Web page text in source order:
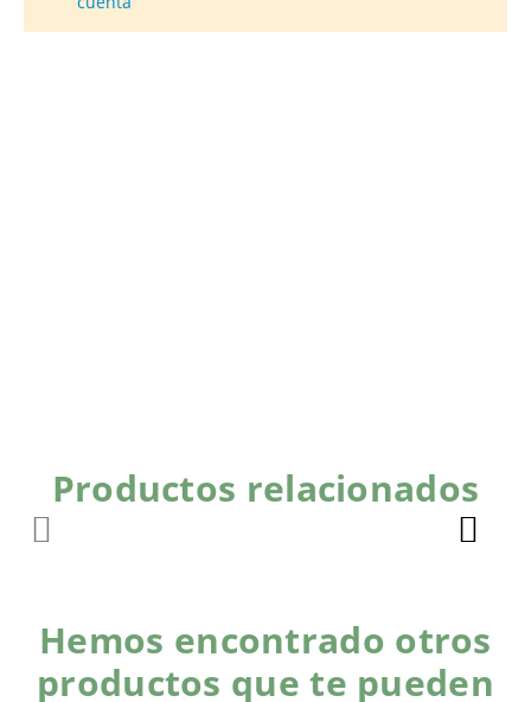
Productos relacionados
Hemos encontrado otros
productos que te pueden